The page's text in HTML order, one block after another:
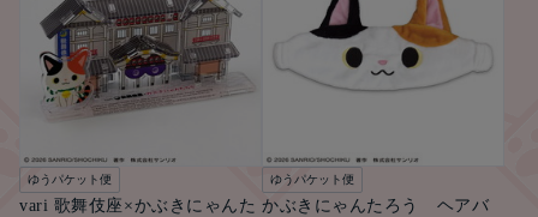
ゆうパケット便
vari 歌舞伎座×かぶきにゃんた
ゆうパケット便
かぶきにゃんたろう ヘアバ